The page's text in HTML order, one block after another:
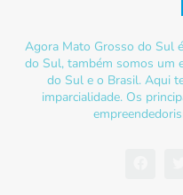
Agora Mato Grosso do Sul
do Sul, também somos um
do Sul e o Brasil. Aqui
imparcialidade. Os